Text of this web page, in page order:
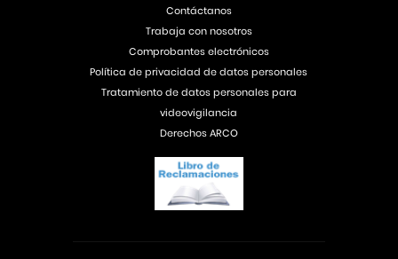
Contáctanos
Trabaja con nosotros
Comprobantes electrónicos
Política de privacidad de datos personales
Tratamiento de datos personales para
videovigilancia
Derechos ARCO